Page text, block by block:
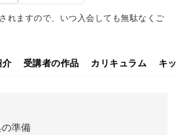
れますので、いつ入会しても無駄なくご
受講者の作品 カリキュラム キ
準備